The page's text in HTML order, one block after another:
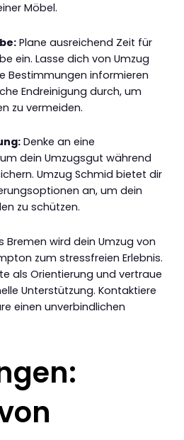
Möbel.
Plane ausreichend Zeit für
ein. Lasse dich von Umzug
Bestimmungen informieren
Endreinigung durch, um
zu vermeiden.
Denke an eine
dein Umzugsgut während
Umzug Schmid bietet dir
an, um dein
zu schützen.
Bremen wird dein Umzug von
zum stressfreien Erlebnis.
als Orientierung und vertraue
Unterstützung. Kontaktiere
einen unverbindlichen